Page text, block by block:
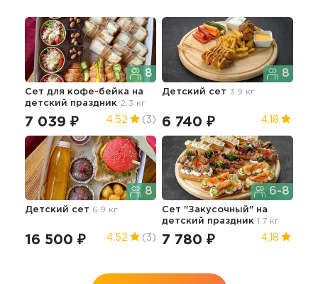
8
Сет для кофе-бейка на
детский праздник 2.3 кг
7 039 ₽ 4.52 (3)
8
Детский сет 3.9 кг
6 740 ₽ 4.18
8
Детский сет 6.9 кг
16 500 ₽ 4.52 (3)
6-8
Сет "Закусочный" на
детский праздник 1.7 кг
7 780 ₽ 4.18